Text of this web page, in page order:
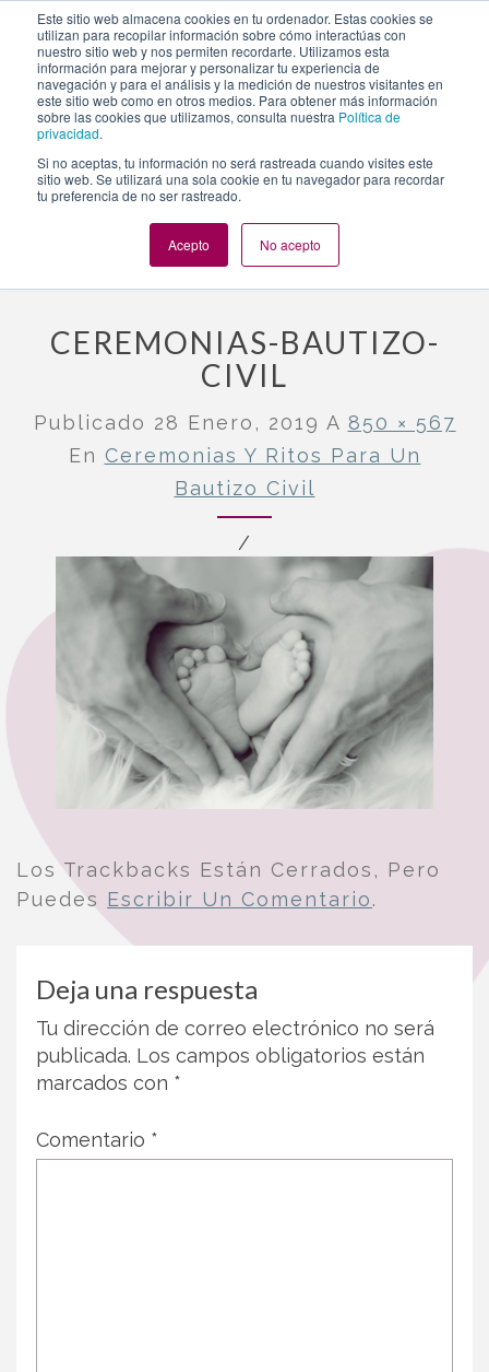
Este sitio web almacena cookies en tu ordenador. Estas cookies se
utilizan para recopilar información sobre cómo interactúas con
nuestro sitio web y nos permiten recordarte. Utilizamos esta
información para mejorar y personalizar tu experiencia de
navegación y para el análisis y la medición de nuestros visitantes en
este sitio web como en otros medios. Para obtener más información
sobre las cookies que utilizamos, consulta nuestra Política de
privacidad.
Si no aceptas, tu información no será rastreada cuando visites este
sitio web. Se utilizará una sola cookie en tu navegador para recordar
tu preferencia de no ser rastreado.
Acepto No acepto
https://www.evento.love/blog/ceremonias-y-ritos-para-un-
bautizo-civil/ceremonias-bautizo-civil/
Bautizos»Ceremonias y ritos para un bautizo civil
ceremonias-bautizo-civil
CEREMONIAS-BAUTIZO-
CIVIL
Publicado 28 Enero, 2019 A 850 × 567
En Ceremonias Y Ritos Para Un
Bautizo Civil
/
Los Trackbacks Están Cerrados, Pero
Puedes Escribir Un Comentario.
Deja una respuesta
Tu dirección de correo electrónico no será
publicada. Los campos obligatorios están
marcados con *
Comentario *